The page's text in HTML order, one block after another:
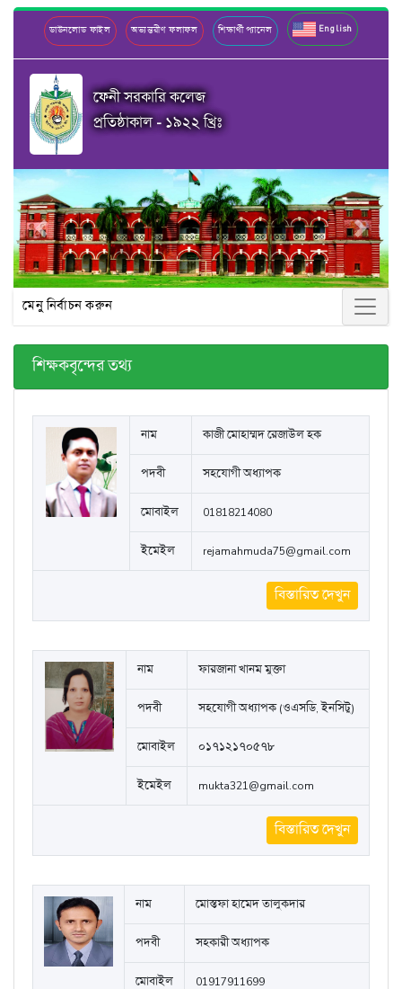
ডাউনলোড ফাইল অভ্যন্তরীণ ফলাফল শিক্ষার্থী প্যানেল English
ফেনী সরকারি কলেজ
প্রতিষ্ঠাকাল - ১৯২২ খ্রিঃ
Previous Next
মেনু নির্বাচন করুন
শিক্ষকবৃন্দের তথ্য
নাম কাজী মোহাম্মদ রেজাউল হক
পদবী সহযোগী অধ্যাপক
মোবাইল 01818214080
ইমেইল rejamahmuda75@gmail.com
বিস্তারিত দেখুন
নাম ফারজানা খানম মুক্তা
পদবী সহযোগী অধ্যাপক (ওএসডি, ইনসিটু)
মোবাইল ০১৭১২১৭০৫৭৮
ইমেইল mukta321@gmail.com
বিস্তারিত দেখুন
নাম মোস্তফা হামেদ তালুকদার
পদবী সহকারী অধ্যাপক
মোবাইল 01917911699